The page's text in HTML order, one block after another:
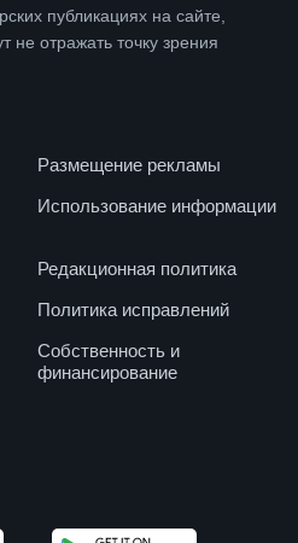
публикациях на сайте,
не отражать точку зрения
Размещение рекламы
Использование информации
Редакционная политика
Политика исправлений
Собственность и
финансирование